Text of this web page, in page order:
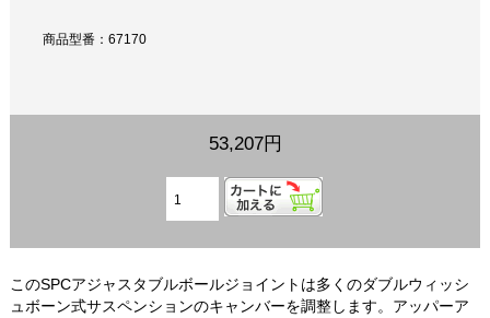
商品型番：67170
53,207円
このSPCアジャスタブルボールジョイントは多くのダブルウィッシ
ュボーン式サスペンションのキャンバーを調整します。アッパーア